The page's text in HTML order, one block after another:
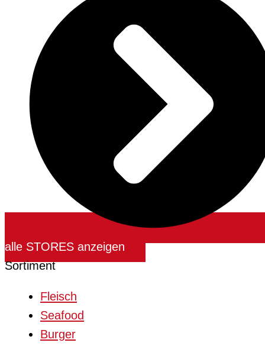
alle STORES anzeigen
Sortiment
Fleisch
Seafood
Burger